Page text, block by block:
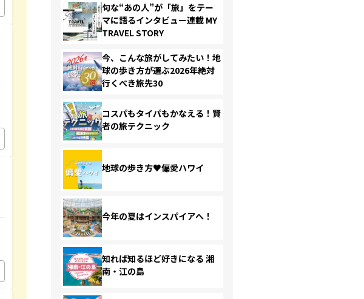
旬な“あの人”が「旅」をテー
マに語るインタビュー連載 MY
TRAVEL STORY
今、こんな旅がしてみたい！地
球の歩き方が選ぶ2026年絶対
行くべき旅先30
コスパもタイパもかなえる！賢
者の旅テクニック
地球の歩き方♥偏愛ハワイ
今年の夏はインスパイアへ！
知れば知るほど好きになる 湘
南・江の島